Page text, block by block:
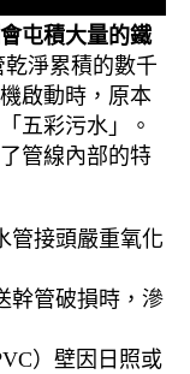
屯積大量的鐵
乾淨累積的數千
啟動時，原本
五彩污水」。
管線內部的特
管接頭嚴重氧化
幹管破損時，滲
）壁因日照或